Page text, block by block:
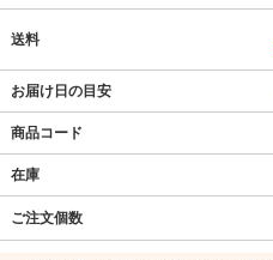
送料
お届け日の目安
商品コード
在庫
ご注文個数